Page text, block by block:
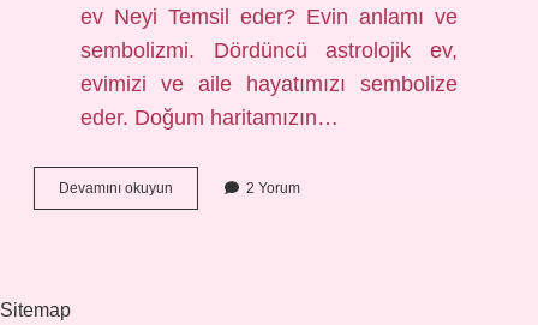
ev Neyi Temsil eder? Evin anlamı ve
sembolizmi. Dördüncü astrolojik ev,
evimizi ve aile hayatımızı sembolize
eder. Doğum haritamızın…
Devamını okuyun
Evin
2 Yorum
Sitemap